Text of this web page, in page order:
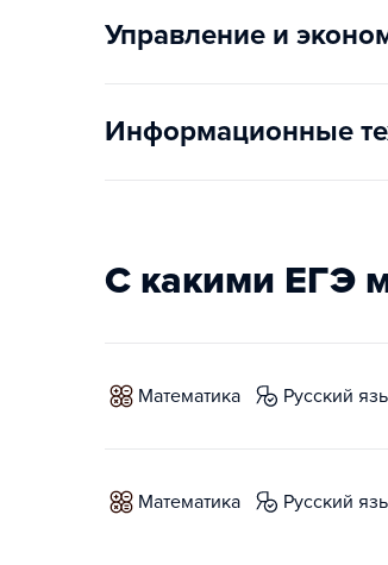
Управление и
Информационные
С какими ЕГЭ
математика русский
математика русский